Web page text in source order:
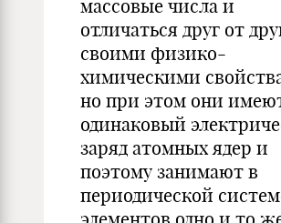
массовые числа и
отличаться друг от
своими физико-
химическими
но при этом они
одинаковый
заряд атомных ядер и
поэтому занимают в
периодической